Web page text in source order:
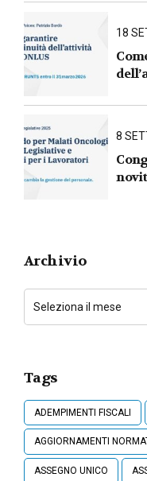
18
31
8
Archivio
Tags
ADEMPIMENTI FISCALI
AGGIORNAMENTI
ASSEGNO UNICO